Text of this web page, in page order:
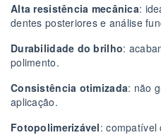
Alta resistência mecânica:
dentes posteriores e análise
Durabilidade do brilho:
polimento.
Consistência otimizada: não
aplicação.
Fotopolimerizável: compatível